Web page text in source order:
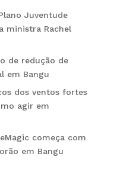
Juventude
ministra Rachel
de redução de
em Bangu
dos ventos fortes
agir em
começa com
em Bangu